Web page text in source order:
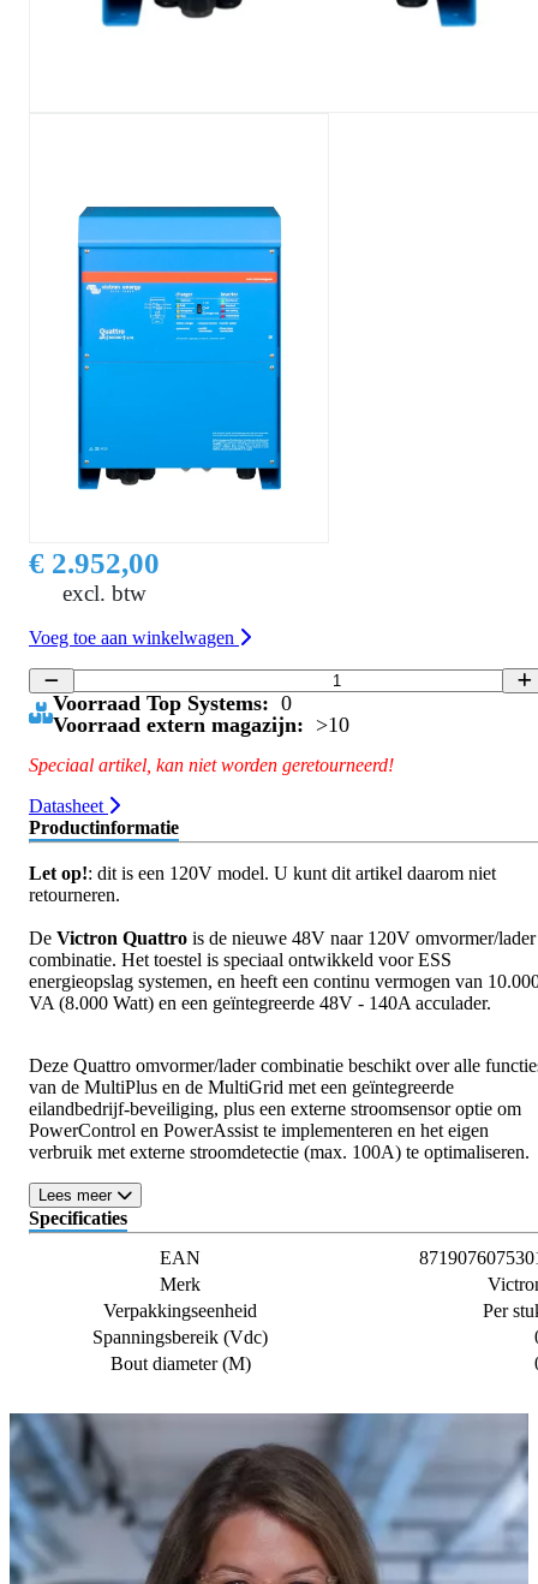
€ 2.952,00
excl. btw
Voeg toe aan winkelwagen
Voorraad Top Systems: 0
Voorraad extern magazijn: >10
Speciaal artikel, kan niet worden geretourneerd!
Datasheet
Productinformatie
Let op!: dit is een 120V model. U kunt dit artikel daarom niet
retourneren.
De Victron Quattro is de nieuwe 48V naar 120V omvormer/lader
combinatie. Het toestel is speciaal ontwikkeld voor ESS
energieopslag systemen, en heeft een continu vermogen van
VA (8.000 Watt) en een geïntegreerde 48V - 140A acculader.
Deze Quattro omvormer/lader combinatie beschikt over alle
van de MultiPlus en de MultiGrid met een geïntegreerde
eilandbedrijf-beveiliging, plus een externe stroomsensor optie om
PowerControl en PowerAssist te implementeren en het eigen
verbruik met externe stroomdetectie (max. 100A) te optimaliseren.
Lees meer
Specificaties
EAN
Merk
Verpakkingseenheid
Per
Spanningsbereik (Vdc)
Bout diameter (M)